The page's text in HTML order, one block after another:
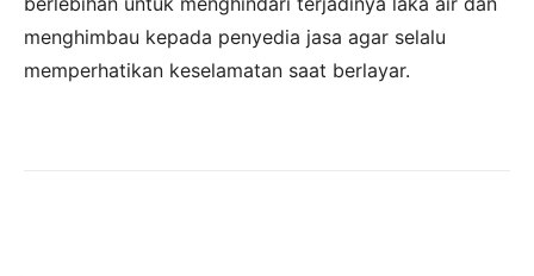
menghimbau kepada penyedia jasa agar selalu
memperhatikan keselamatan saat berlayar.